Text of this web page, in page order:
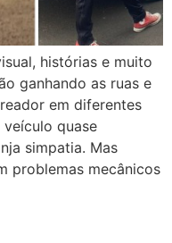
histórias e muito
ganhando as ruas e
em diferentes
veículo quase
simpatia. Mas
problemas mecânicos